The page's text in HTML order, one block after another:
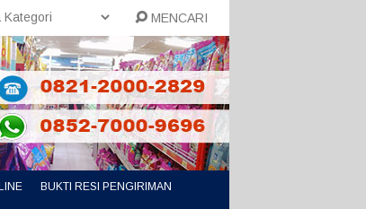
MENCARI
BUKTI RESI PENGIRIMAN